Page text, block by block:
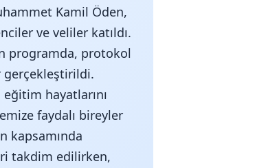
Kamil Öden,
ve veliler katıldı.
programda, protokol
gerçekleştirildi.
hayatlarını
faydalı bireyler
kapsamında
takdim edilirken,